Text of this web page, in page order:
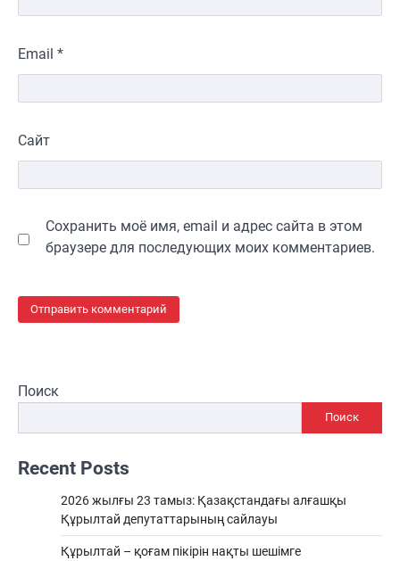
Email *
Сайт
Сохранить моё имя, email и адрес сайта в этом
браузере для последующих моих комментариев.
Поиск
Поиск
Recent Posts
2026 жылғы 23 тамыз: Қазақстандағы алғашқы
Құрылтай депутаттарының сайлауы
Құрылтай – қоғам пікірін нақты шешімге